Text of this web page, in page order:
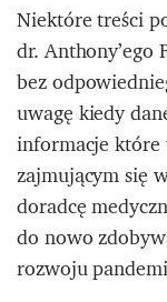
Niektóre treści
dr. Anthony’ego
bez
uwagę kiedy
informacje które
zajmującym się
doradcę
do nowo
rozwoju